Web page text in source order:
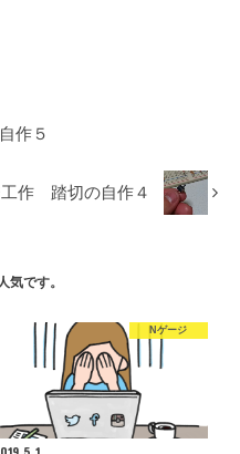
作５
工作 踏切の自作４
気です。
Nゲージ